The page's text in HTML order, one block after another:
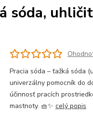
sóda,
Pracia sóda – ťažká sóda
univerzálny pomocník do
účinnosť pracích
mastnoty. 🧺✨ celý popis